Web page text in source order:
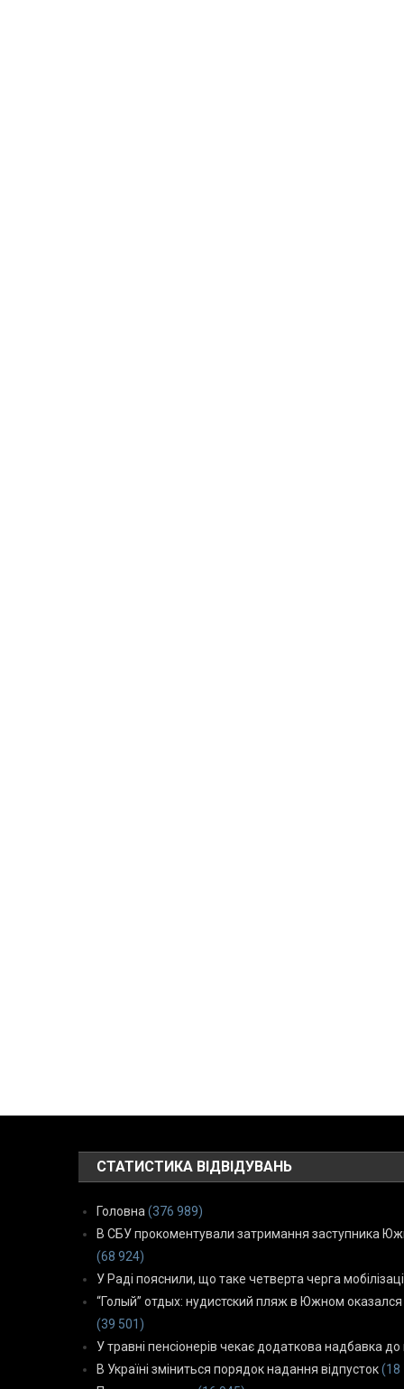
СТАТИСТИКА ВІДВІДУВАНЬ
Головна (376 989)
В СБУ прокоментували затримання заступника
(68 924)
У Раді пояснили, що таке четверта черга
“Голый” отдых: нудистский пляж в Южном
(39 501)
У травні пенсіонерів чекає додаткова надбавка до
В Україні зміниться порядок надання відпусток (18